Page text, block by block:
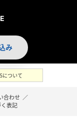
み
について
合わせ ／
表記